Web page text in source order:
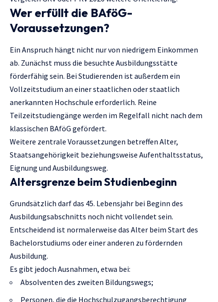
Wer erfüllt die BAföG-
Voraussetzungen?
Ein Anspruch hängt nicht nur von niedrigem Einkommen
ab. Zunächst muss die besuchte Ausbildungsstätte
förderfähig sein. Bei Studierenden ist außerdem ein
Vollzeitstudium an einer staatlichen oder staatlich
anerkannten Hochschule erforderlich. Reine
Teilzeitstudiengänge werden im Regelfall nicht nach dem
klassischen BAföG gefördert.
Weitere zentrale Voraussetzungen betreffen Alter,
Staatsangehörigkeit beziehungsweise Aufenthaltsstatus,
Eignung und Ausbildungsweg.
Altersgrenze beim Studienbeginn
Grundsätzlich darf das 45. Lebensjahr bei Beginn des
Ausbildungsabschnitts noch nicht vollendet sein.
Entscheidend ist normalerweise das Alter beim Start des
Bachelorstudiums oder einer anderen zu fördernden
Ausbildung.
Es gibt jedoch Ausnahmen, etwa bei:
Absolventen des zweiten Bildungswegs;
Personen, die die Hochschulzugangsberechtigung